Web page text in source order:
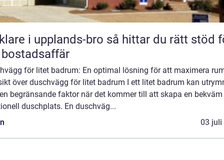
i upplands-bro så hittar du rätt stöd för
för litet badrum: En optimal lösning för att maximera
över duschvägg för litet badrum I ett litet badrum kan
begränsande faktor när det kommer till att skapa en
duschplats. En duschväg...
03 juli